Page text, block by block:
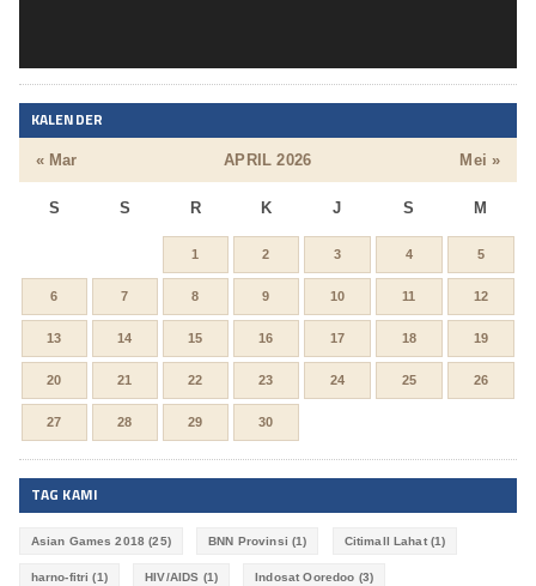
KALENDER
APRIL 2026
S S R K J S M
« Mar Mei »
1 2 3 4 5
6 7 8 9 10 11 12
13 14 15 16 17 18 19
20 21 22 23 24 25 26
27 28 29 30
TAG KAMI
Asian Games 2018 (25) BNN Provinsi (1) Citimall Lahat(1)
harno-fitri (1) HIV/AIDS (1) Indosat Ooredoo (3)